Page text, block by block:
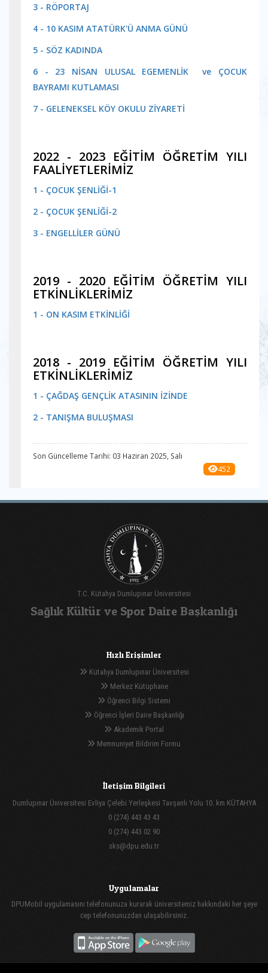
3 - RÖPORTAJ
4 - 10 KASIM ATATÜRK'Ü ANMA GÜNÜ
5 - SÖZ KADINDA
6 - 23 NİSAN ULUSAL EGEMENLİK ve ÇOCUK
BAYRAMI KUTLAMASI
7 - GELENEKSEL KÖY OKULU ZİYARETİ
2022 - 2023 EĞİTİM ÖĞRETİM YILI
FAALİYETLERİMİZ
1 - ÇOCUK ŞENLİĞİ-1
2 - ÇOCUK ŞENLİĞİ-2
3 - ENGELLİLER GÜNÜ
2019 - 2020 EĞİTİM ÖĞRETİM YILI
ETKİNLİKLERİMİZ
1 - ON KASIM ETKİNLİĞİ
2018 - 2019 EĞİTİM ÖĞRETİM YILI
ETKİNLİKLERİMİZ
1 - ÇAĞDAŞ GENÇLİK ATASININ İZİNDE
2 - TANIŞMA BULUŞMASI
Son Güncelleme Tarihi: 03 Haziran 2025, Salı
452
T.C. Kütahya Dumlupınar Üniversitesi
Sağlık Kültür ve Spor Daire Başkanlığı
Hızlı Erişimler
Kütahya Dumlupınar Üniversitesi
Merkez Kütüphane
Öğrenci Bilgi Sistemi
Öğrenci İşleri Daire Başkanlığı
Akademik Portal
Memnuniyet Bildirim Formu
İletişim Bilgileri
Dumlupınar Üniversitesi Evliya Çelebi Yerleşkesi Tavşanlı Yolu 10. km KÜTAHYA
0 (274) 443 43 43
0 (274) 443 02 90
sks@dpu.edu.tr
Uygulamalar
DPUMobil uygulamasını telefonunuza kurarak üniversitemiz hakkındaki her şeye
cep telefonunuzdan ulaşabilirsiniz.